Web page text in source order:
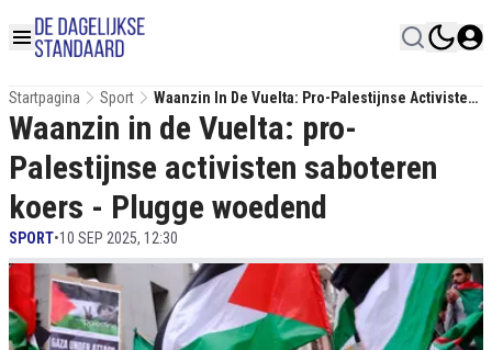
Startpagina Sport
Waanzin In De Vuelta: Pro-Palestijnse Activisten
Saboteren Koers - Plugge Woedend
Waanzin in de Vuelta: pro-
Palestijnse activisten saboteren
koers - Plugge woedend
SPORT•10 SEP 2025, 12:30